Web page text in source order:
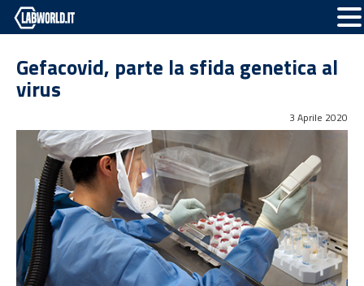
Gefacovid, parte la sfida genetica al
virus
3 Aprile 2020